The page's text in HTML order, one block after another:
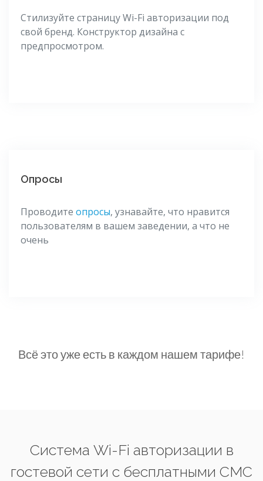
Стилизуйте страницу Wi-Fi авторизации под
свой бренд. Конструктор дизайна с
предпросмотром.
Опросы
Проводите опросы, узнавайте, что нравится
пользователям в вашем заведении, а что не
очень
Всё это уже есть в каждом нашем тарифе!
Система Wi-Fi авторизации в
гостевой сети с бесплатными СМС